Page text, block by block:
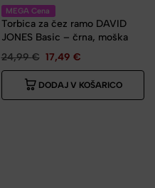
MEGA Cena
Torbica za čez ramo DAVID
JONES Basic – črna, moška
24,99€ 17,49 €
DODAJ V KOŠARICO